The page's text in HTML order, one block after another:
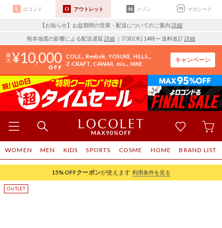
ロコンド アウトレット メゾン マガシーク
【お知らせ】お盆期間の営業・配送についてのご案内 詳細
熊本地震の影響による配送遅延 詳細 ｜7/30 (木) 14時〜 送料改訂詳細
10,000 COLE.. Reebok YOSUKE HILLS..
Z-CRAFT CAWAII mis.. NIKE
キャンペーン
WOMEN MEN KIDS SPORTS COSME HOME BRAND LIST
15%OFFクーポンが使えます 利用条件を見る